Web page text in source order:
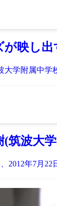
映し出
学附属中学
(筑波大
2012年7月